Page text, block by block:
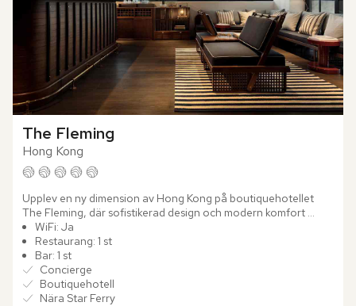
The Fleming
Hong Kong
Upplev en ny dimension av Hong Kong på boutiquehotellet
The Fleming, där sofistikerad design och modern komfort
möter den pulserande energin i Wan Chai. The Fleming bryter
mot den...
WiFi: Ja
Restaurang: 1 st
Bar: 1 st
Concierge
Boutiquehotell
Nära Star Ferry